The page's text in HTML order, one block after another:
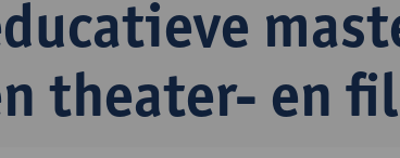
theater- en